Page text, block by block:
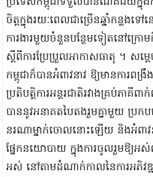
ចិត្តក្នុងរយៈពេលជាច្រើនឆ្នាំកន្លងទ
ការងារមួយចំនួនបន្ថែមទៀតនៅក្រោ
ស្តីពីការប្រែប្រួលអាកាសធាតុ ។ សម្ដ
កម្ពុជាក៏បានអំពាវនាវ ឱ្យមានការព
ប្រតិបត្តិការអន្តរជាតិរវាងគ្រប់ភាគី
បាននូវអនាគតបៃតងរួមគ្នាមួយ ប្
នរណាម្នាក់ចោលនោះឡើយ និងអំពាវនា
ផ្នែកនយោបាយ ក្នុងការចូលរួមឱ្យអ
អស់ នៅតាមដំណាក់កាលនៃការអភិវ